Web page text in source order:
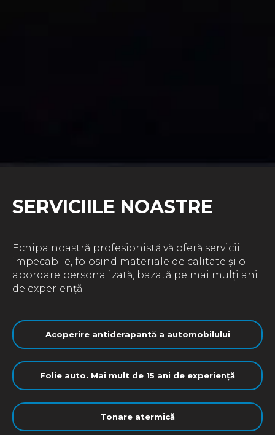
SERVICIILE NOASTRE
Echipa noastră profesionistă vă oferă servicii
impecabile, folosind materiale de calitate și o
abordare personalizată, bazată pe mai mulți ani
de experiență.
Acoperire antiderapantă a automobilului
Folie auto. Mai mult de 15 ani de experiență
Tonare atermică